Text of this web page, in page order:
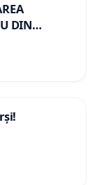
DIN